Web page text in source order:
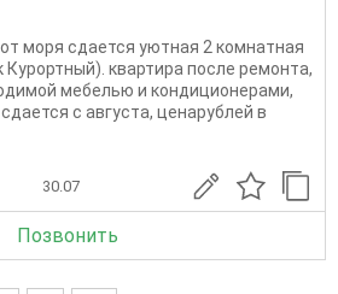
моря сдается уютная 2 комнатная
квартира после ремонта,
мебелью и кондиционерами,
с августа, ценарублей в
30.07
Позвонить